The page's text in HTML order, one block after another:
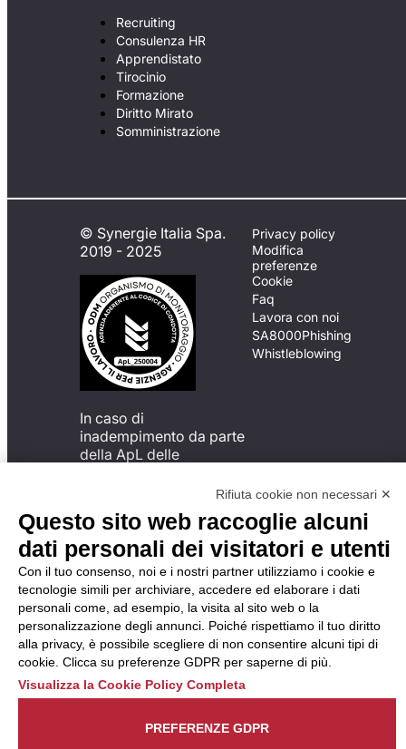
Recruiting
Consulenza HR
Apprendistato
Tirocinio
Formazione
Diritto Mirato
Somministrazione
© Synergie Italia Spa.
2019 - 2025
In caso di
inadempimento da parte
della ApL delle
del Codice di Condotta, è
possibile presentare un
reclamo
all’Organismo di
Monitoraggio utilizzando
una delle modalità
descritte al seguente
indirizzo web
https://odm-
agenzielavoro.it/reclami/ .
Privacy policy
Modifica
preferenze
Cookie
Faq
Lavora con noi
SA8000Phishing
Whistleblowing
Rifiuta cookie non necessari ✕
Questo sito web raccoglie alcuni
dati personali dei visitatori e utenti
Con il tuo consenso, noi e i nostri partner utilizziamo i cookie e
tecnologie simili per archiviare, accedere ed elaborare i dati
personali come, ad esempio, la visita al sito web o la
personalizzazione degli annunci. Poiché rispettiamo il tuo diritto
alla privacy, è possibile scegliere di non consentire alcuni tipi di
cookie. Clicca su preferenze GDPR per saperne di più.
Visualizza la Cookie Policy Completa
PREFERENZE GDPR